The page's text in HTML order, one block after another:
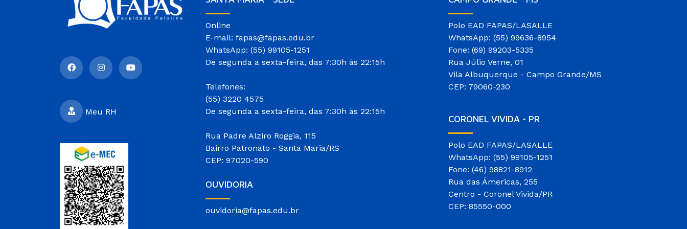
Meu RH
Online
E-mail: fapas@fapas.edu.br
WhatsApp: (55) 99105-1251
De segunda a sexta-feira, das 7:30h às 22:15h
Telefones:
(55) 3220 4575
De segunda a sexta-feira, das 7:30h às 22:15h
Rua Padre Alziro Roggia, 115
Bairro Patronato - Santa Maria/RS
CEP: 97020-590
OUVIDORIA
ouvidoria@fapas.edu.br
Polo EAD FAPAS/LASALLE
WhatsApp: (55) 99636-8954
Fone: (69) 99203-5335
Rua Júlio Verne, 01
Vila Albuquerque - Campo Grande/MS
CEP: 79060-230
CORONEL VIVIDA - PR
Polo EAD FAPAS/LASALLE
WhatsApp: (55) 99105-1251
Fone: (46) 98821-8912
Rua das Ámericas, 255
Centro - Coronel Vivida/PR
CEP: 85550-000